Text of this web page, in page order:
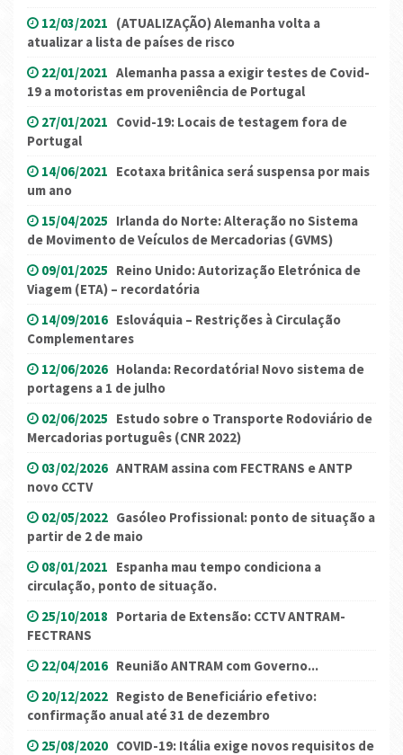
12/03/2021 (ATUALIZAÇÃO) Alemanha volta a
atualizar a lista de países de risco
22/01/2021 Alemanha passa a exigir testes de Covid-
19 a motoristas em proveniência de Portugal
27/01/2021 Covid-19: Locais de testagem fora de
Portugal
14/06/2021 Ecotaxa britânica será suspensa por mais
um ano
15/04/2025 Irlanda do Norte: Alteração no Sistema
de Movimento de Veículos de Mercadorias (GVMS)
09/01/2025 Reino Unido: Autorização Eletrónica de
Viagem (ETA) – recordatória
14/09/2016 Eslováquia – Restrições à Circulação
Complementares
12/06/2026 Holanda: Recordatória! Novo sistema de
portagens a 1 de julho
02/06/2025 Estudo sobre o Transporte Rodoviário de
Mercadorias português (CNR 2022)
03/02/2026 ANTRAM assina com FECTRANS e ANTP
novo CCTV
02/05/2022 Gasóleo Profissional: ponto de situação a
partir de 2 de maio
08/01/2021 Espanha mau tempo condiciona a
circulação, ponto de situação.
25/10/2018 Portaria de Extensão: CCTV ANTRAM-
FECTRANS
22/04/2016 Reunião ANTRAM com Governo...
20/12/2022 Registo de Beneficiário efetivo:
confirmação anual até 31 de dezembro
25/08/2020 COVID-19: Itália exige novos requisitos de